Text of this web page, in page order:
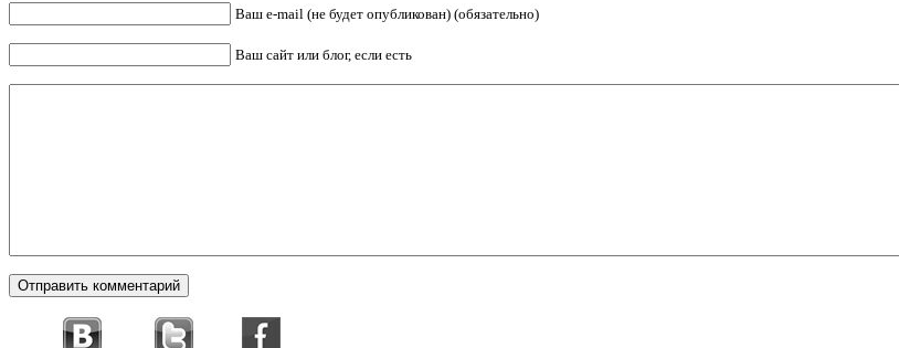
Ваш e-mail (не будет опубликован) (обязательно)
Ваш сайт или блог, если есть